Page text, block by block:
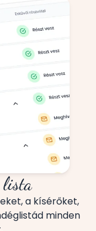
lista
a kísérőket,
minden